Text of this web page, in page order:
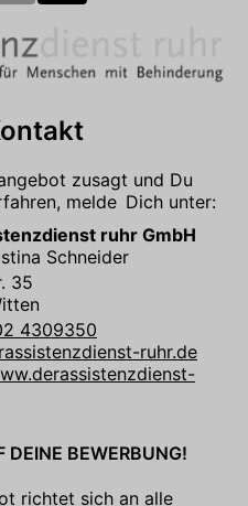
zusagt und Du
melde Dich unter:
ruhr GmbH
Schneider
35
4309350
ruhr.de
DEINE BEWERBUNG!
richtet sich an alle